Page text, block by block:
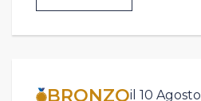
BRONZOil 10 Agosto